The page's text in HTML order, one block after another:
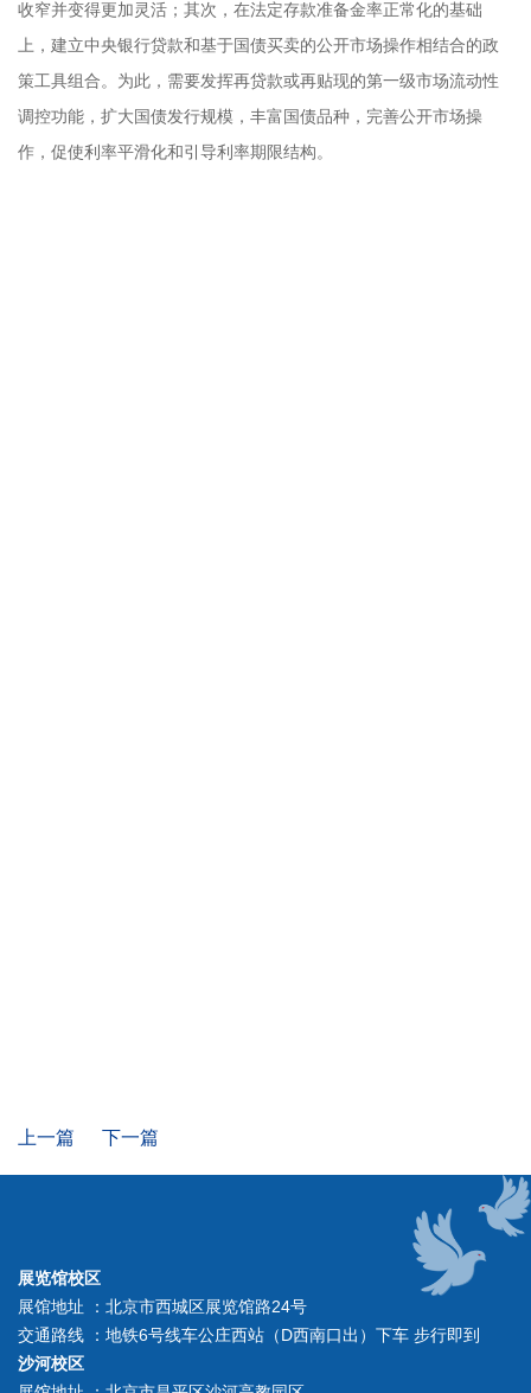
收窄并变得更加灵活；其次，在法定存款准备金率正常化的基础
上，建立中央银行贷款和基于国债买卖的公开市场操作相结合的政
策工具组合。为此，需要发挥再贷款或再贴现的第一级市场流动性
调控功能，扩大国债发行规模，丰富国债品种，完善公开市场操
作，促使利率平滑化和引导利率期限结构。
上一篇 下一篇
展览馆校区
展馆地址 ：北京市西城区展览馆路24号
交通路线 ：地铁6号线车公庄西站（D西南口出）下车 步行即到
沙河校区